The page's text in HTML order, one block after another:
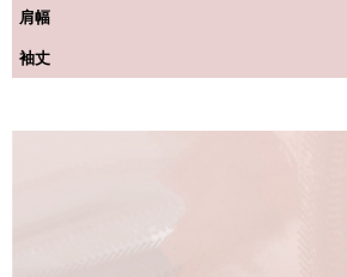
肩幅
袖丈